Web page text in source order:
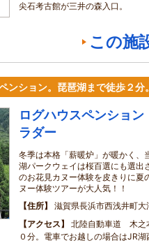
尖石考古館が三井の森入口。
この施
ンション。琵琶湖まで徒歩２分
ログハウスペンショ
ラダー
冬季は本格「薪暖炉」が暖かく、
湖パークウェイは桜百選にも選出
のお花見カヌー体験を皮きりに夏
ヌー体験ツアーが大人気！！
住所
滋賀県長浜市西浅井町大
アクセス
北陸自動車道 木之
０分。電車でお越しの場合はJR